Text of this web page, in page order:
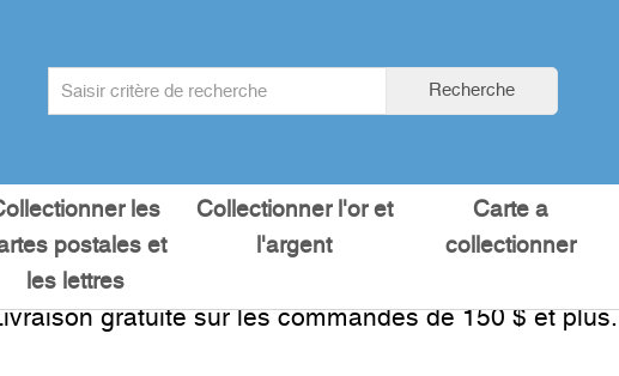
Recherche
les
postales et
les lettres
Collectionner l'or et
l'argent
Carte a
collectionner
gratuite sur les commandes de 150 $ et plus.